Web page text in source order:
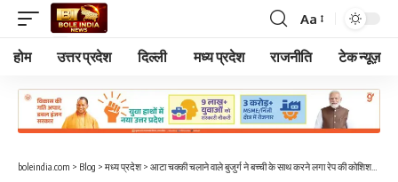
Font
Resizer
Aa
होम उत्तर प्रदेश दिल्ली मध्य प्रदेश राजनीति टेक न्यूज़
boleindia.com > Blog > मध्य प्रदेश> आटा चक्की चलाने वाले बुजुर्ग ने बच्ची के साथ करने लगा रेप की कोशिश- ले गया चक्की के पीछे, Video देख भड़के लोग